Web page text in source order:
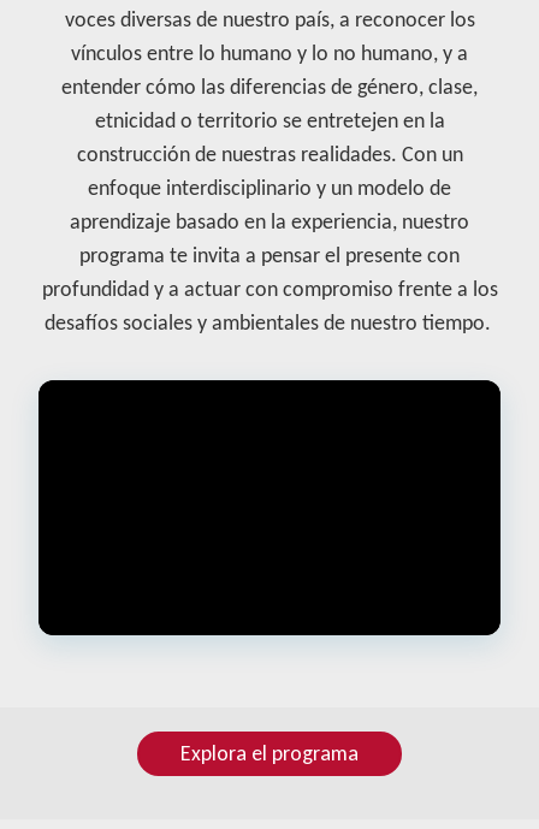
voces diversas de nuestro país, a reconocer los
vínculos entre lo humano y lo no humano, y a
entender cómo las diferencias de género, clase,
etnicidad o territorio se entretejen en la
construcción de nuestras realidades. Con un
enfoque interdisciplinario y un modelo de
aprendizaje basado en la experiencia, nuestro
programa te invita a pensar el presente con
profundidad y a actuar con compromiso frente a los
desafíos sociales y ambientales de nuestro tiempo.
Explora el programa